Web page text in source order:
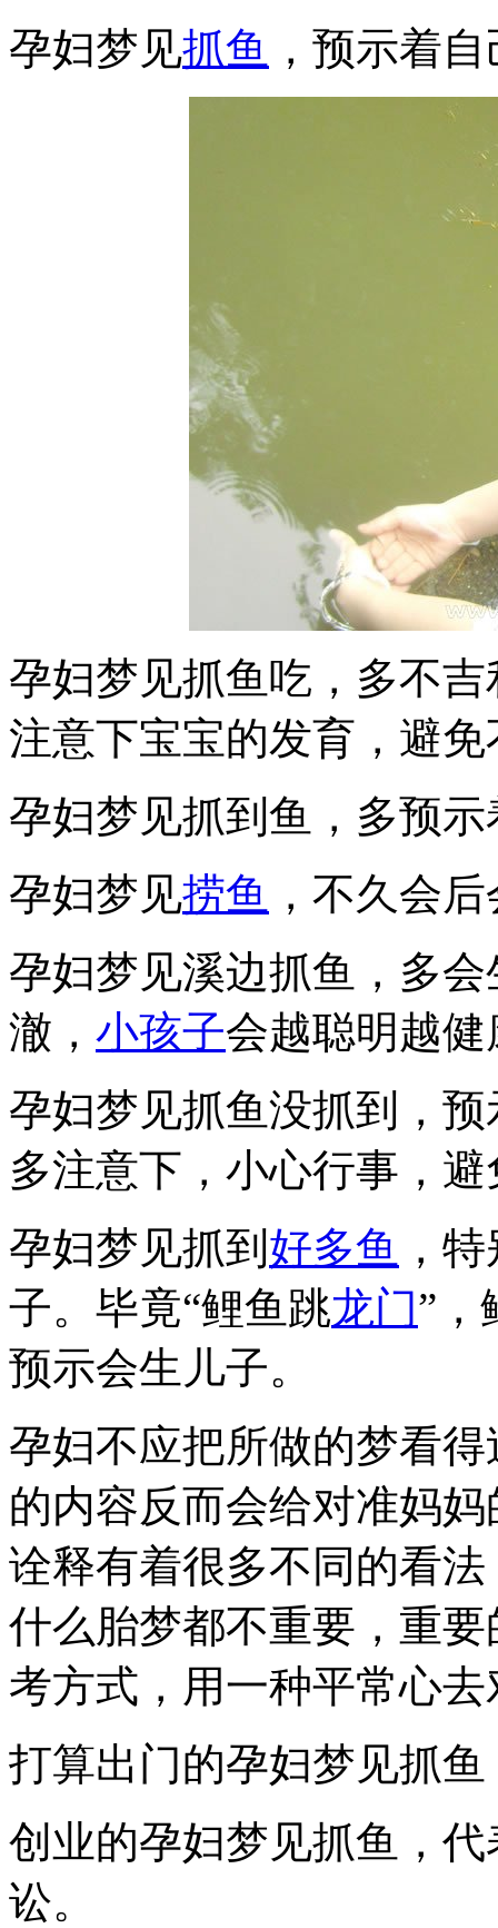
孕妇梦见抓鱼 ，预示着
孕妇梦见抓鱼吃，多不
注意下宝宝的发育，避
孕妇梦见抓到鱼，多预
孕妇梦见捞鱼 ，不久会
孕妇梦见溪边抓鱼，多
澈， 小孩子会越聪明越健
孕妇梦见抓鱼没抓到，
多注意下，小心行事，
孕妇梦见抓到 好多鱼 ，
子。毕竟“鲤鱼跳龙门”，
预示会生儿子。
孕妇不应把所做的梦看
的内容反而会给对准妈
诠释有着很多不同的看
什么胎梦都不重要，重
考方式，用一种平常心去
打算出门的孕妇梦见抓
创业的孕妇梦见抓鱼，
讼。